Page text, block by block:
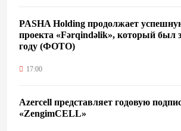
PASHA Holding продолжает
проекта «Fərqindəlik», который был
году (ФОТО)
17:00
Azercell представляет годовую
«ZengimCELL»